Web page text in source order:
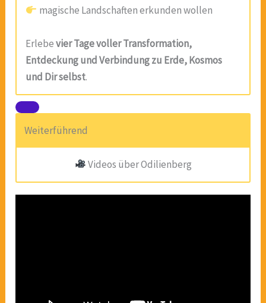
magische Landschaften erkunden wollen
Erlebevier Tage voller Transformation,
Entdeckung und Verbindung zu Erde, Kosmos
und Dir selbst.
Weiterführend
Videos über Odilienberg